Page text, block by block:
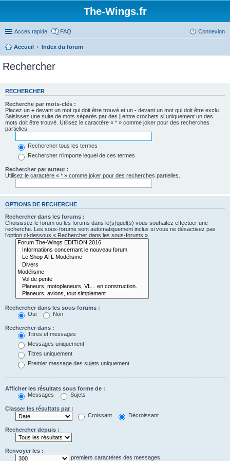
The-Wings.fr
Accès rapide FAQ Connexion
Accueil Index du forum
Rechercher
RECHERCHER
Recherche par mots-clés :
Placez un + devant un mot qui doit être trouvé et un - devant un mot qui doit être exclu.
Saisissez une suite de mots séparés par des | entre crochets si uniquement un des
mots doit être trouvé. Utilisez le caractère « * » comme joker pour des recherches
partielles.
Rechercher tous les termes
Rechercher n’importe lequel de ces termes
Rechercher par auteur :
Utilisez le caractère « * » comme joker pour des recherches partielles.
OPTIONS DE RECHERCHE
Rechercher dans les forums :
Choisissez le forum ou les forums dans le(s)quel(s) vous souhaitez effectuer une
recherche. Les sous-forums sont automatiquement inclus si vous ne désactivez pas
l’option ci-dessous « Rechercher dans les sous-forums ».
Rechercher dans les sous-forums :
Oui
Non
Rechercher dans :
Titres et messages
Messages uniquement
Titres uniquement
Premier message des sujets uniquement
Afficher les résultats sous forme de :
Messages
Sujets
Classer les résultats par :
Croissant
Décroissant
Rechercher depuis :
Renvoyer les :
premiers caractères des messages